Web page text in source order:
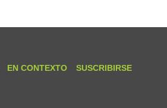
EN CONTEXTO SUSCRIBIRSE